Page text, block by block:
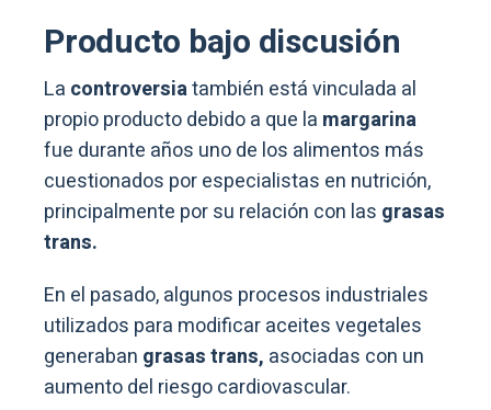
Producto bajo discusión
La controversiatambién está vinculada al
propio producto debido a que la margarina
fue durante años uno de los alimentos más
cuestionados por especialistas en nutrición,
principalmente por su relación con las grasas
trans.
En el pasado, algunos procesos industriales
utilizados para modificar aceites vegetales
generaban grasas trans, asociadas con un
aumento del riesgo cardiovascular.